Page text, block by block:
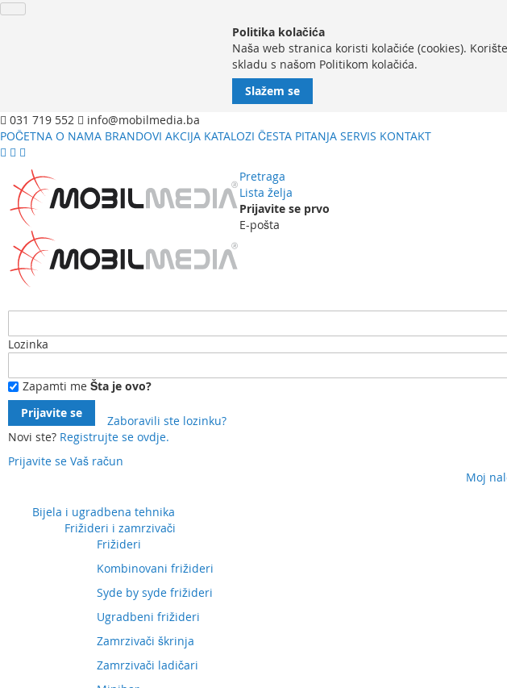
Politika kolačića
Naša web stranica koristi kolačiće (cookies).
skladu s našom Politikom kolačića.
Slažem se
031 719 552
info@mobilmedia.ba
POČETNA O NAMA BRANDOVI AKCIJA KATALOZI ČESTA PITANJA SERVIS KONTAKT
Pretraga
Lista želja
Prijavite se prvo
E-pošta
Lozinka
Zapamti me Šta je ovo?
Prijavite se
Zaboravili ste lozinku?
Novi ste? Registrujte se ovdje.
Prijavite se Vaš račun
Moj
sadržajBijela i ugradbena tehnika
Frižideri i zamrzivači
Frižideri
Kombinovani frižideri
Syde by syde frižideri
Ugradbeni frižideri
Zamrzivači škrinja
Zamrzivači ladičari